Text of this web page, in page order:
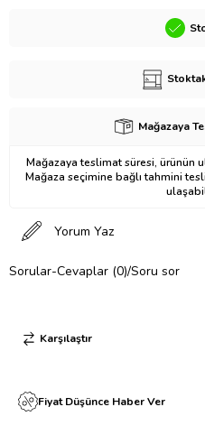
Mağazaya
Mağazaya teslimat süresi, ürünün
Mağaza seçimine bağlı tahmini
Yorum Yaz
Sorular-Cevaplar (0)/Soru sor
Karşılaştır
Fiyat Düşünce Haber Ver